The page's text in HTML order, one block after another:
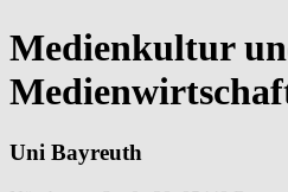
Medienkultur
Uni Bayreuth